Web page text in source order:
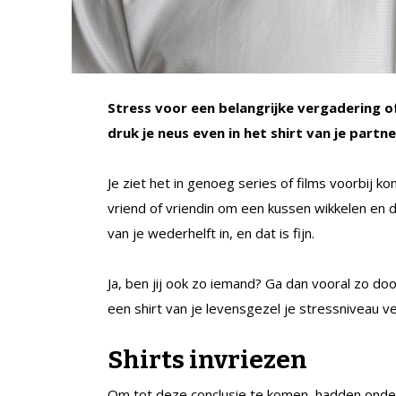
Stress voor een belangrijke vergadering
druk je neus even in het shirt van je
Je ziet het in genoeg series of films voorbij
vriend of vriendin om een kussen wikkelen
van je wederhelft in, en dat is fijn.
Ja, ben jij ook zo iemand? Ga dan vooral zo
een shirt van je levensgezel je stressniveau
Shirts invriezen